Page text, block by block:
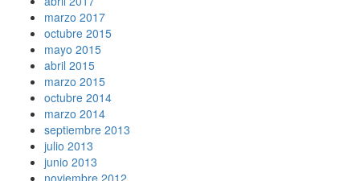
marzo 2017
octubre 2015
mayo 2015
abril 2015
marzo 2015
octubre 2014
marzo 2014
septiembre 2013
julio 2013
junio 2013
noviembre 2012